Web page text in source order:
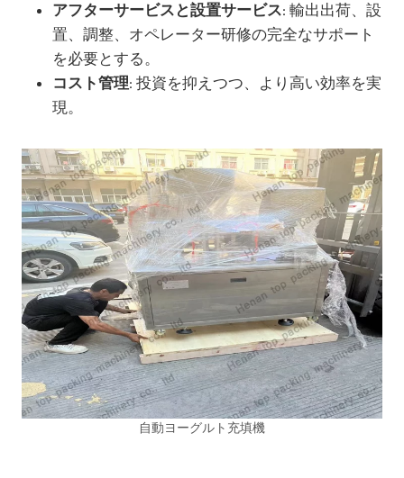
アフターサービスと設置サービス: 輸出出荷、設
置、調整、オペレーター研修の完全なサポート
を必要とする。
コスト管理: 投資を抑えつつ、より高い効率を実
現。
自動ヨーグルト充填機